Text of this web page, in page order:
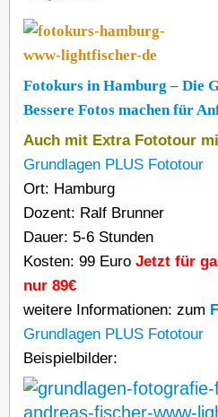
Fotokurs in Hamburg – Die
Bessere Fotos machen für
Auch mit Extra Fototour
Grundlagen PLUS Fototour
Ort: Hamburg
Dozent: Ralf Brunner
Dauer: 5-6 Stunden
Kosten: 99 Euro Jetzt für
nur 89€
weitere Informationen: zum
Grundlagen PLUS Fototour
Beispielbilder: